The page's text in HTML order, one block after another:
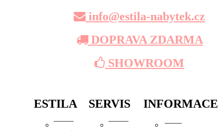
info@estila-nabytek.cz
DOPRAVA ZDARMA
SHOWROOM
ESTILA SERVIS INFORMACE